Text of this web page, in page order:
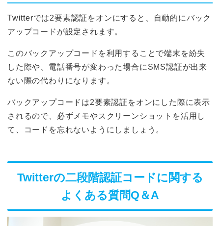
Twitterでは2要素認証をオンにすると、自動的にバック
アップコードが設定されます。
このバックアップコードを利用することで端末を紛失
した際や、電話番号が変わった場合にSMS認証が出来
ない際の代わりになります。
バックアップコードは2要素認証をオンにした際に表示
されるので、必ずメモやスクリーンショットを活用し
て、コードを忘れないようにしましょう。
Twitterの二段階認証コードに関する
よくある質問Q＆A